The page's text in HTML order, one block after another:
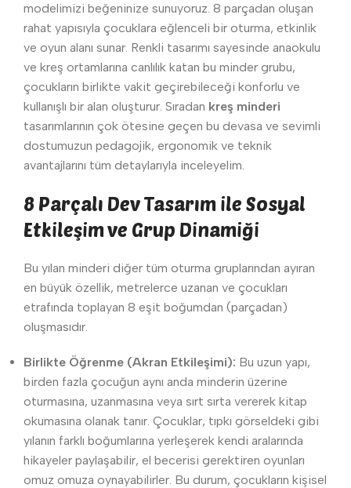
modelimizi beğeninize sunuyoruz. 8 parçadan oluşan
rahat yapısıyla çocuklara eğlenceli bir oturma, etkinlik
ve oyun alanı sunar. Renkli tasarımı sayesinde anaokulu
ve kreş ortamlarına canlılık katan bu minder grubu,
çocukların birlikte vakit geçirebileceği konforlu ve
kullanışlı bir alan oluşturur. Sıradan kreş minderi
tasarımlarının çok ötesine geçen bu devasa ve sevimli
dostumuzun pedagojik, ergonomik ve teknik
avantajlarını tüm detaylarıyla inceleyelim.
8 Parçalı Dev Tasarım ile Sosyal
Etkileşim ve Grup Dinamiği
Bu yılan minderi diğer tüm oturma gruplarından ayıran
en büyük özellik, metrelerce uzanan ve çocukları
etrafında toplayan 8 eşit boğumdan (parçadan)
oluşmasıdır.
Birlikte Öğrenme (Akran Etkileşimi): Bu uzun yapı,
birden fazla çocuğun aynı anda minderin üzerine
oturmasına, uzanmasına veya sırt sırta vererek kitap
okumasına olanak tanır. Çocuklar, tıpkı görseldeki gibi
yılanın farklı boğumlarına yerleşerek kendi aralarında
hikayeler paylaşabilir, el becerisi gerektiren oyunları
omuz omuza oynayabilirler. Bu durum, çocukların kişisel